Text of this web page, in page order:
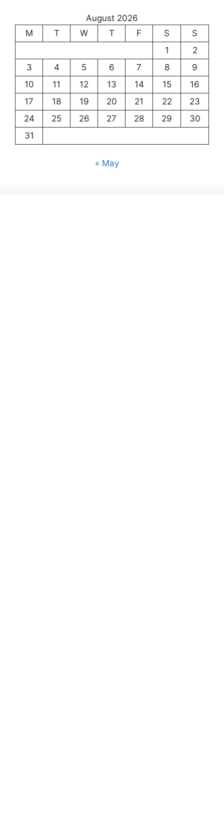
August 2026
M
T W T F S
S
1
2
3
4 5 6 7 8
9
10
11 12 13 14 15
16
17
18 19 20 21 22
23
24
25 26 27 28 29
30
31
« May